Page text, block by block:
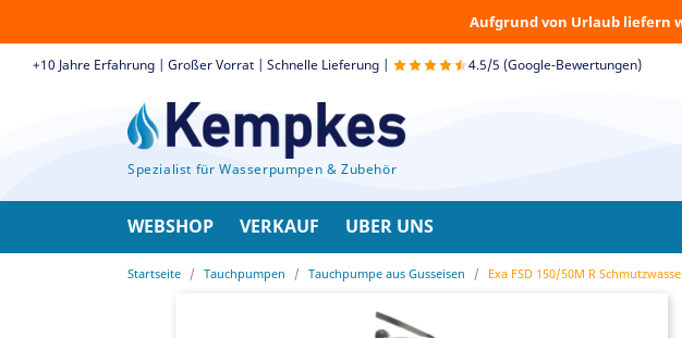
Aufgrund von Urlaub liefern
+10 Jahre Erfahrung | Großer Vorrat | Schnelle Lieferung | 4.5/5 (Google-Bewertungen)
Spezialist für Wasserpumpen & Zubehör
WEBSHOP VERKAUF UBER UNS
Startseite Tauchpumpen Tauchpumpe aus Gusseisen Exa FSD 150/50M R